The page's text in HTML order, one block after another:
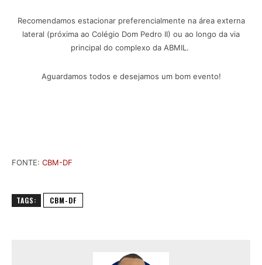
Recomendamos estacionar preferencialmente na área externa
lateral (próxima ao Colégio Dom Pedro II) ou ao longo da via
principal do complexo da ABMIL.
Aguardamos todos e desejamos um bom evento!
FONTE: CBM-DF
TAGS: CBM-DF